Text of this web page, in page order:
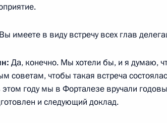
2014 года, понедельник
с Генеральным директором ЮНЕСКО
случаю 250-летия Эрмитажа
Вы имеете в виду встречу всех глав
Да, конечно. Мы хотели бы, и я думаю,
советам, чтобы такая встреча
этом году мы в Форталезе вручали
и следующий доклад.